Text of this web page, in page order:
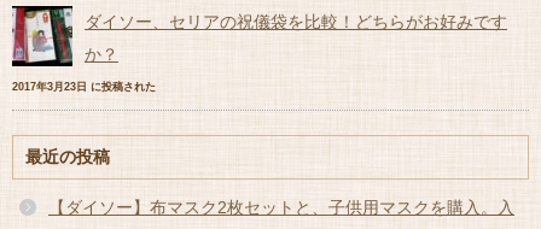
ダイソー、セリアの祝儀袋を比較！どちらがお好みです
か？
2017年3月23日 に投稿された
最近の投稿
【ダイソー】布マスク2枚セットと、子供用マスクを購入。入